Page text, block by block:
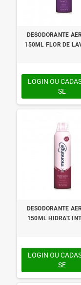
DESODORANTE
150ML FLOR DE
LOGIN OU
SE
DESODORANTE
150ML HIDRAT.
LOGIN OU
SE